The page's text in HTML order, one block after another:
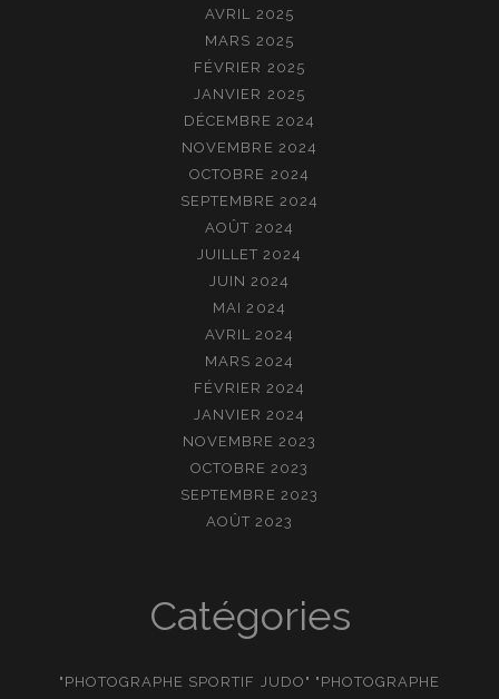
AVRIL 2025
MARS 2025
FÉVRIER 2025
JANVIER 2025
DÉCEMBRE 2024
NOVEMBRE 2024
OCTOBRE 2024
SEPTEMBRE 2024
AOÛT 2024
JUILLET 2024
JUIN 2024
MAI 2024
AVRIL 2024
MARS 2024
FÉVRIER 2024
JANVIER 2024
NOVEMBRE 2023
OCTOBRE 2023
SEPTEMBRE 2023
AOÛT 2023
Catégories
"PHOTOGRAPHE SPORTIF JUDO" "PHOTOGRAPHE